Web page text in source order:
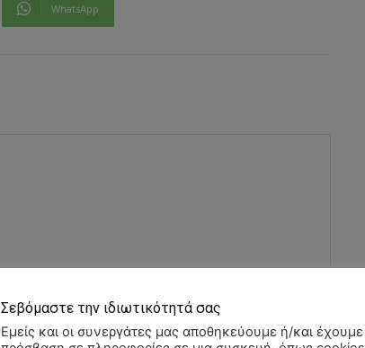
WhatsApp
Σεβόμαστε την ιδιωτικότητά σας
Εμείς και οι συνεργάτες μας αποθηκεύουμε ή/και έχουμε